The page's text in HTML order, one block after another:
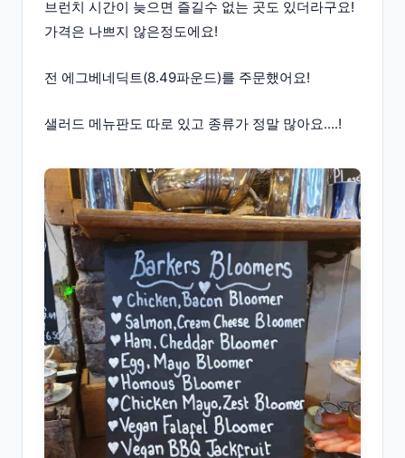
브런치 시간이 늦으면 즐길수 없는 곳도 있더라구요!
가격은 나쁘지 않은정도에요!
전 에그베네딕트(8.49파운드)를 주문했어요!
샐러드 메뉴판도 따로 있고 종류가 정말 많아요....!